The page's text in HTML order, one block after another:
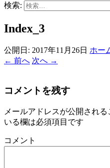
検索:
Index_3
公開日: 2017年11月26日 ホー
← 前へ 次へ →
コメントを残す
メールアドレスが公開される
いる欄は必須項目です
コメント